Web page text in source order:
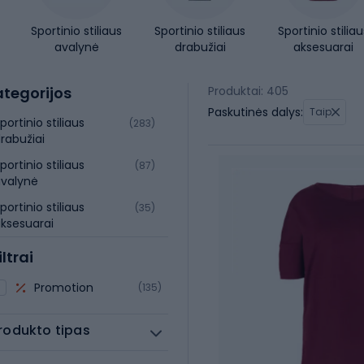
Sportinio stiliaus
avalynė
Sportinio stiliaus
drabužiai
Sportinio
aksesuarai
stiliaus
(283)
stiliaus
(87)
stiliaus
(35)
Promotion (135)
tipas
Produktai: 405
Paskutinės dalys: Taip